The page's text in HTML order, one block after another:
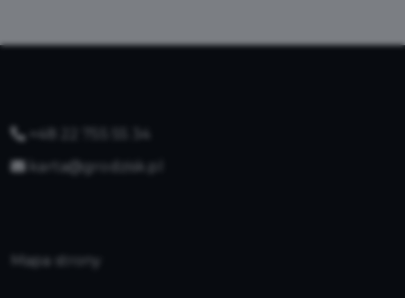
+48 22 755 55 34
karta@grodzisk.pl
Mapa strony